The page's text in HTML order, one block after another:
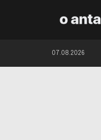
07.08.2026